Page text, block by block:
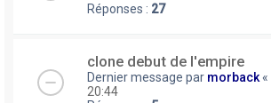
Réponses : 27
clone debut de l'empire
Dernier message par morback«
20:44